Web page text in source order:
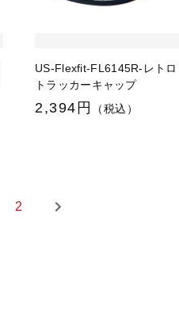
US-Flexfit-FL6145R-レトロ
トラッカーキャップ
2,394円 （税込）
2